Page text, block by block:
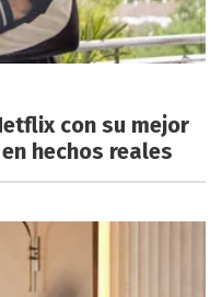
con su mejor
hechos reales